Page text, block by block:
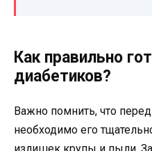
Как правильно
диабетиков?
Важно помнить, что
необходимо его